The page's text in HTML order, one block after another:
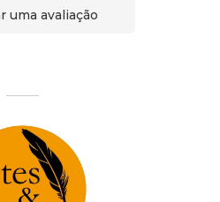
uma avaliação